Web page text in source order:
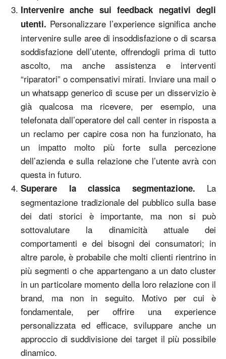
Intervenire anche sui feedback negativi degli
utenti. Personalizzare l’experience significa anche
intervenire sulle aree di insoddisfazione o di scarsa
soddisfazione dell’utente, offrendogli prima di tutto
ascolto, ma anche assistenza e interventi
“riparatori” o compensativi mirati. Inviare una mail o
un whatsapp generico di scuse per un disservizio è
già qualcosa ma ricevere, per esempio, una
telefonata dall’operatore del call center in risposta a
un reclamo per capire cosa non ha funzionato, ha
un impatto molto più forte sulla percezione
dell’azienda e sulla relazione che l’utente avrà con
questa in futuro.
Superare la classica segmentazione. La
segmentazione tradizionale del pubblico sulla base
dei dati storici è importante, ma non si può
sottovalutare la dinamicità attuale dei
comportamenti e dei bisogni dei consumatori; in
altre parole, è probabile che molti clienti rientrino in
più segmenti o che appartengano a un dato cluster
in un particolare momento della loro relazione con il
brand, ma non in seguito. Motivo per cui è
fondamentale, per offrire una experience
personalizzata ed efficace, sviluppare anche un
approccio di suddivisione dei target il più possibile
dinamico.